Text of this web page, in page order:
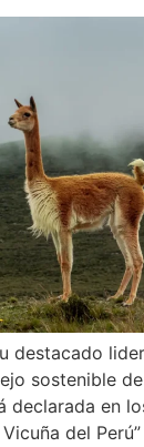
destacado
sostenible
declarada en
del